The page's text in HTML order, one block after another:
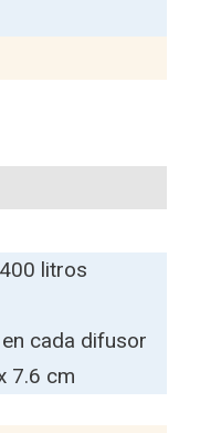
litros
cada difusor
7.6 cm